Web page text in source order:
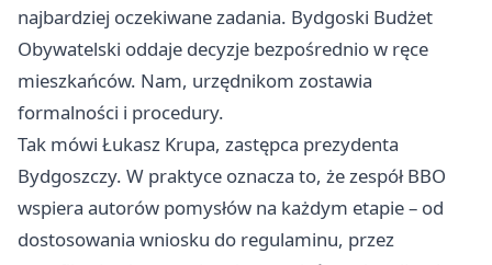
najbardziej oczekiwane zadania. Bydgoski Budżet
Obywatelski oddaje decyzje bezpośrednio w ręce
mieszkańców. Nam, urzędnikom zostawia
formalności i procedury.
Tak mówi Łukasz Krupa, zastępca prezydenta
Bydgoszczy. W praktyce oznacza to, że zespół BBO
wspiera autorów pomysłów na każdym etapie – od
dostosowania wniosku do regulaminu, przez